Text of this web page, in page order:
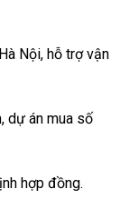
Nội, hỗ trợ vận
dự án mua số
hợp đồng.